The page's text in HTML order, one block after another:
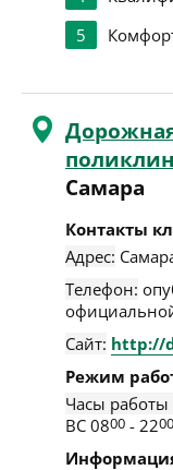
5
Самара
Контакты
Адрес:
Телефон:
Сайт: http://
Режим
Часы
ВС 0800 - 2200